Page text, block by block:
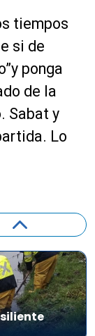
tiempos
si de
ponga
de la
Sabat y
Lo